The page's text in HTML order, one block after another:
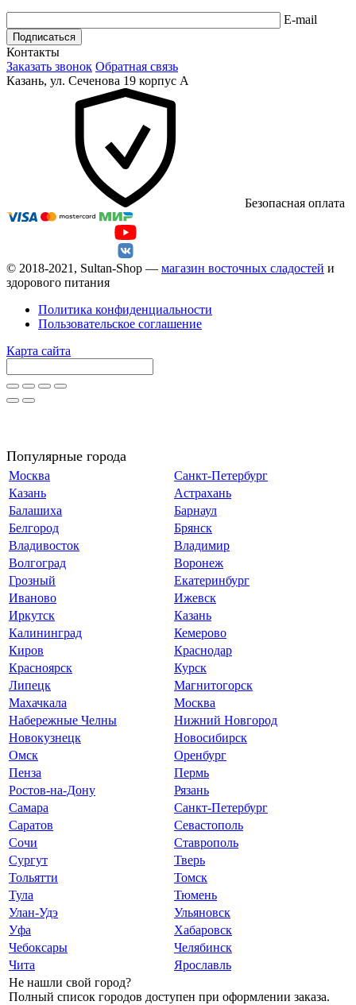
E-mail
Подписаться
Контакты
Заказать звонок Обратная связь
Казань, ул. Сеченова 19 корпус А
Безопасная оплата
© 2018-2021, Sultan-Shop — магазин восточных сладостей и
здорового питания
Политика конфиденциальности
Пользовательское соглашение
Карта сайта
Популярные города
Москва
Санкт-Петербург
Казань
Астрахань
Балашиха
Барнаул
Белгород
Брянск
Владивосток
Владимир
Волгоград
Воронеж
Грозный
Екатеринбург
Иваново
Ижевск
Иркутск
Казань
Калининград
Кемерово
Киров
Краснодар
Красноярск
Курск
Липецк
Магнитогорск
Махачкала
Москва
Набережные Челны
Нижний Новгород
Новокузнецк
Новосибирск
Омск
Оренбург
Пенза
Пермь
Ростов-на-Дону
Рязань
Самара
Санкт-Петербург
Саратов
Севастополь
Сочи
Ставрополь
Сургут
Тверь
Тольятти
Томск
Тула
Тюмень
Улан-Удэ
Ульяновск
Уфа
Хабаровск
Чебоксары
Челябинск
Чита
Ярославль
Не нашли свой город?
Полный список городов доступен при оформлении заказа.